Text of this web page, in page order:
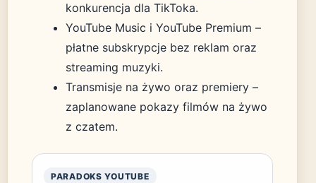
konkurencja dla TikToka.
YouTube Music i YouTube Premium –
płatne subskrypcje bez reklam oraz
streaming muzyki.
Transmisje na żywo oraz premiery –
zaplanowane pokazy filmów na żywo
z czatem.
PARADOKS YOUTUBE